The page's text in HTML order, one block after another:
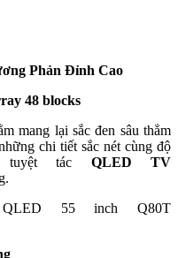
Phản Đỉnh Cao
48 blocks
mang lại sắc đen sâu thẳm
chi tiết sắc nét cùng độ
tuyệt tác QLED TV